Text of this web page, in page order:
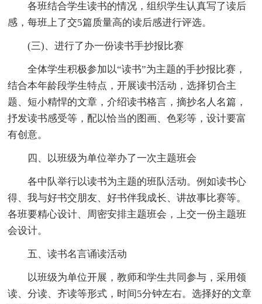
各班结合学生读书的情况，组织学生认真写了读后
感，每班上了交5篇质量高的读后感进行评选。
(三)、进行了办一份读书手抄报比赛
全体学生积极参加以“读书”为主题的手抄报比赛，
结合本年龄段学生特点，开展读书活动，选择切合主
题、短小精悍的文章，介绍读书格言，摘抄名人名篇，
抒发读书感受等，配以恰当的图画、色彩等，设计要富
有创意。
四、以班级为单位举办了一次主题班会
各中队举行以读书为主题的班队活动。例如读书心
得、我与好书交朋友、好书伴我成长、讲故事比赛等。
各班要精心设计、周密安排主题班会，上交一份主题班
会设计。
五、读书名言诵读活动
以班级为单位开展，教师和学生共同参与，采用领
读、分读、齐读等形式，时间5分钟左右。选择好的文章